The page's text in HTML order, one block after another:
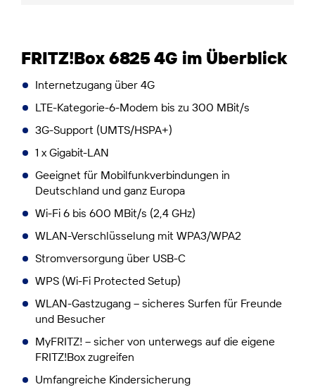
FRITZ!Box 6825 4G im Überblick
Internetzugang über 4G
LTE-Kategorie-6-Modem bis zu 300 MBit/s
3G-Support (UMTS/HSPA+)
1 x Gigabit-LAN
Geeignet für Mobilfunkverbindungen in
Deutschland und ganz Europa
Wi-Fi 6 bis 600 MBit/s (2,4 GHz)
WLAN-Verschlüsselung mit WPA3/WPA2
Stromversorgung über USB-C
WPS (Wi-Fi Protected Setup)
WLAN-Gastzugang – sicheres Surfen für Freunde
und Besucher
MyFRITZ! – sicher von unterwegs auf die eigene
FRITZ!Box zugreifen
Umfangreiche Kindersicherung